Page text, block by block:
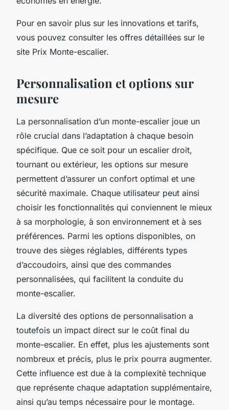
Pour en savoir plus sur les innovations et tarifs,
vous pouvez consulter les offres détaillées sur le
site Prix Monte-escalier.
Personnalisation et options sur
mesure
La personnalisation d’un monte-escalier joue un
rôle crucial dans l’adaptation à chaque besoin
spécifique. Que ce soit pour un escalier droit,
tournant ou extérieur, les options sur mesure
permettent d’assurer un confort optimal et une
sécurité maximale. Chaque utilisateur peut ainsi
choisir les fonctionnalités qui conviennent le mieux
à sa morphologie, à son environnement et à ses
préférences. Parmi les options disponibles, on
trouve des sièges réglables, différents types
d’accoudoirs, ainsi que des commandes
personnalisées, qui facilitent la conduite du
monte-escalier.
La diversité des options de personnalisation a
toutefois un impact direct sur le coût final du
monte-escalier. En effet, plus les ajustements sont
nombreux et précis, plus le prix pourra augmenter.
Cette influence est due à la complexité technique
que représente chaque adaptation supplémentaire,
ainsi qu’au temps nécessaire pour le montage.